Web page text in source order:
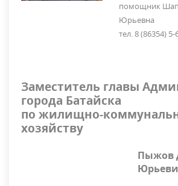
помощник
Юрьевна
тел. 8 (86354) 5-
Заместитель главы
города Батайска
по жилищно-
хозяйству
Пыжов